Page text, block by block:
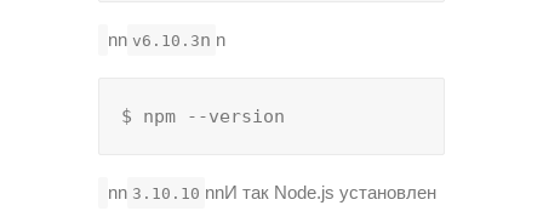
nn v6.10.3n n
$ npm --version
nn 3.10.10 nnИ так Node.js установлен